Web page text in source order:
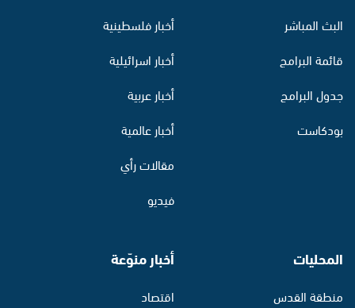
البث المباشر
قائمة البرامج
جدول البرامج
بودكاست
أخبار فلسطينية
أخبار اسرائيلية
أخبار عربية
أخبار عالمية
مقالات رأي
فيديو
المحليات
منطقة القدس
أخبار منوّعة
اقتصاد